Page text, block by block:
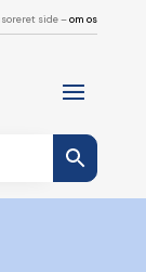
side –om os